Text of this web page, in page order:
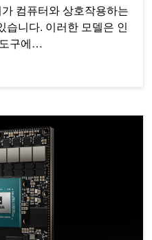
컴퓨터와 상호작용하는
습니다. 이러한 모델은 인
구에…
을 통해 산업 등급 엣지 AI의